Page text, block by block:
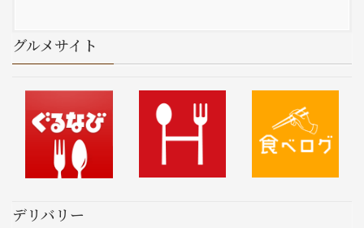
グルメサイト
デリバリー